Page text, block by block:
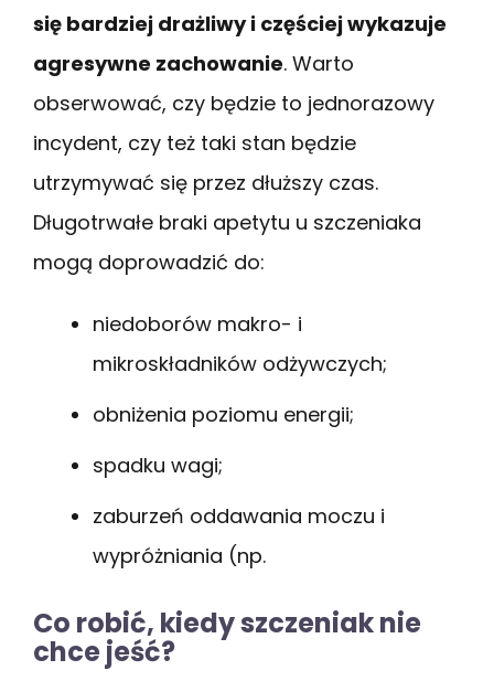
się bardziej drażliwy i częściej wykazuje
agresywne zachowanie. Warto
obserwować, czy będzie to jednorazowy
incydent, czy też taki stan będzie
utrzymywać się przez dłuższy czas.
Długotrwałe braki apetytu u szczeniaka
mogą doprowadzić do:
niedoborów makro- i
mikroskładników odżywczych;
obniżenia poziomu energii;
spadku wagi;
zaburzeń oddawania moczu i
wypróżniania (np.
Co robić, kiedy szczeniak nie
chce jeść?